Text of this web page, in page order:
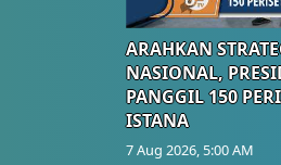
ARAHKAN
NASIONAL,
PANGGIL 150
ISTANA
7 Aug 2026, 5:00 AM